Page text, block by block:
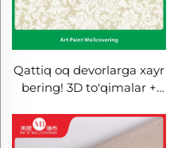
Qattiq oq devorlarga xayr
bering! 3D to'qimalar +
bezatilgan devorlar: tabiiy
matallik his-tuyg'usi bilan